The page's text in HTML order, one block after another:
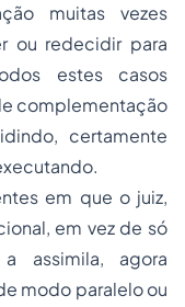
muitas vezes
ou redecidir para
estes casos
complementação
certamente
em que o juiz,
em vez de só
assimila, agora
modo paralelo ou